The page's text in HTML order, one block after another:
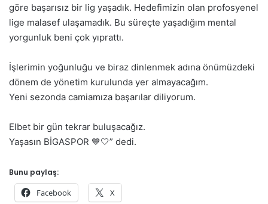
göre başarısız bir lig yaşadık. Hedefimizin olan profosyenel
lige malasef ulaşamadık. Bu süreçte yaşadığım mental
yorgunluk beni çok yıprattı.
İşlerimin yoğunluğu ve biraz dinlenmek adına önümüzdeki
dönem de yönetim kurulunda yer almayacağım.
Yeni sezonda camiamıza başarılar diliyorum.
Elbet bir gün tekrar buluşacağız.
Yaşasın BİGASPOR 💙🤍” dedi.
Bunu paylaş:
Facebook X